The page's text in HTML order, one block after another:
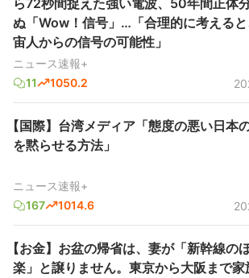
ら72秒間捉えた強い電波、50年間正体
ぬ「Wow！信号」…「合理的に考える
宙人からの信号の可能性」
ニュース速報+
11
1050.2
【国際】台湾メディア「態度の悪い日本
を黙らせる方法」
ニュース速報+
167
1014.6
【お金】お盆の帰省は、妻が「新幹線の
楽」と譲りません。東京から大阪まで家